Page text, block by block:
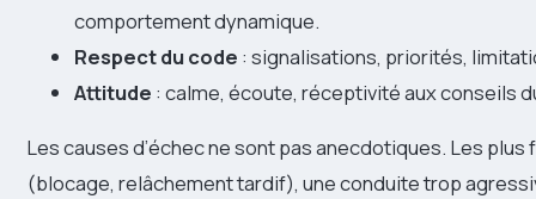
comportement dynamique.
Respect du code : signalisations, priorités,
Attitude : calme, écoute, réceptivité aux conseils
Les causes d’échec ne sont pas anecdotiques. Les
(blocage, relâchement tardif), une conduite trop